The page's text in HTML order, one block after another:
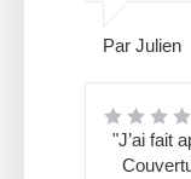
Par Julien
"J’ai fait